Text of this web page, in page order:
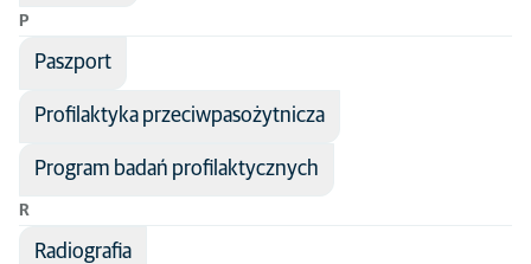
P
Paszport
Profilaktyka przeciwpasożytnicza
Program badań profilaktycznych
R
Radiografia